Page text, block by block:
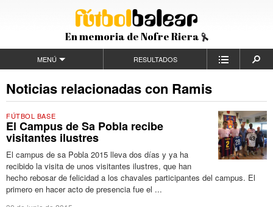
En memoria de Nofre Riera
MENÚ RESULTADOS
Noticias relacionadas con Ramis
FÚTBOL BASE
El Campus de Sa Pobla recibe
visitantes ilustres
El campus de sa Pobla 2015 lleva dos días y ya ha
recibido la visita de unos visitantes ilustres, que han
hecho rebosar de felicidad a los chavales participantes del campus. El
primero en hacer acto de presencia fue el ...